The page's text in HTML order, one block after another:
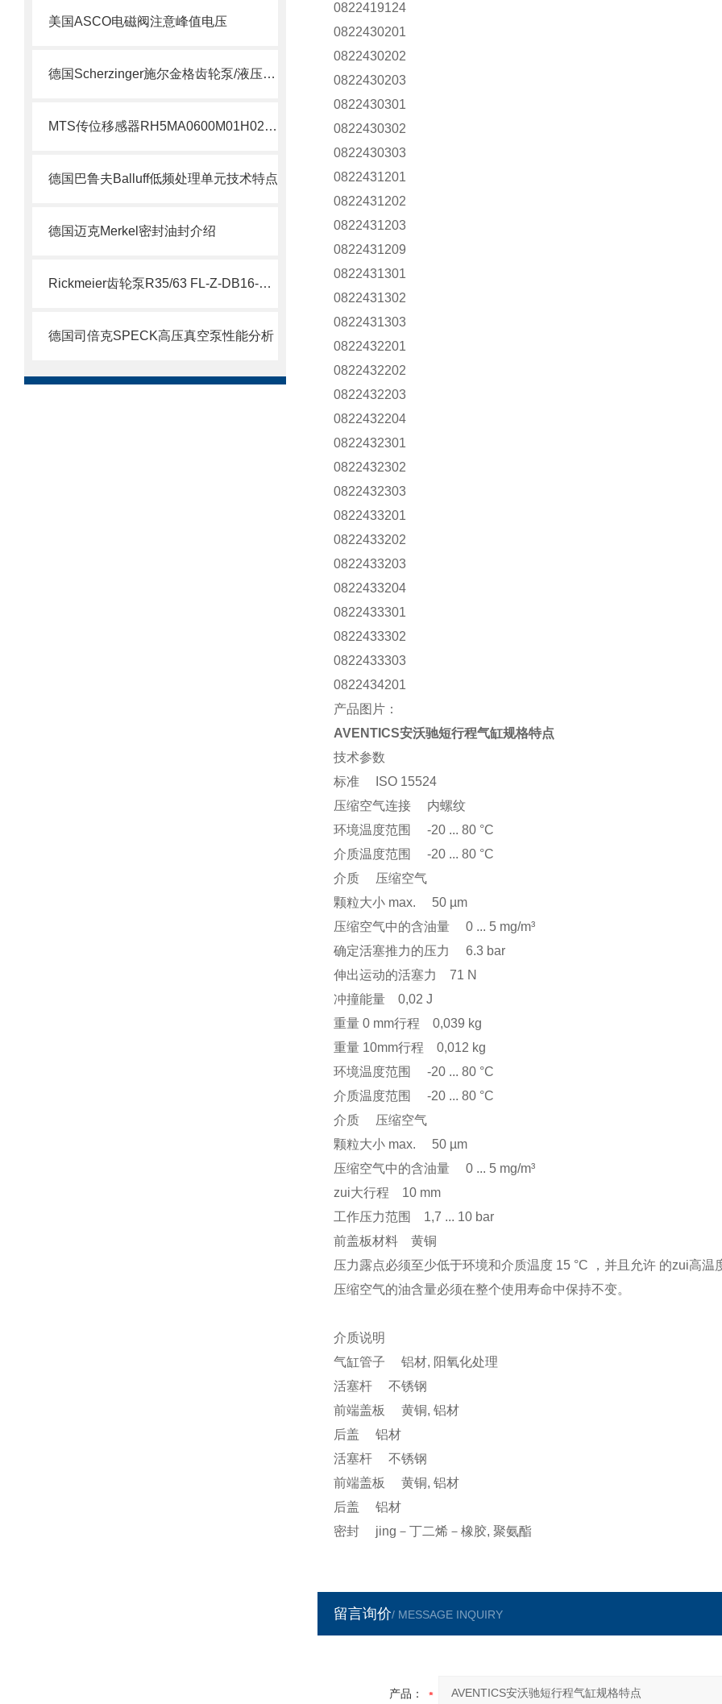
美国ASCO电磁阀注意峰值电压
德国Scherzinger施尔金格齿轮泵/液压泵供应说明
MTS传位移感器RH5MA0600M01H021S1011G8现货支持
德国巴鲁夫Balluff低频处理单元技术特点
德国迈克Merkel密封油封介绍
Rickmeier齿轮泵R35/63 FL-Z-DB16-W-SAE2-R为石油系统保驾护航
德国司倍克SPECK高压真空泵性能分析
0822419124
0822430201
0822430202
0822430203
0822430301
0822430302
0822430303
0822431201
0822431202
0822431203
0822431209
0822431301
0822431302
0822431303
0822432201
0822432202
0822432203
0822432204
0822432301
0822432302
0822432303
0822433201
0822433202
0822433203
0822433204
0822433301
0822433302
0822433303
0822434201
产品图片：
AVENTICS安沃驰短行程气缸规格特点
技术参数
标准 ISO 15524
压缩空气连接 内螺纹
环境温度范围 -20 ... 80 °C
介质温度范围 -20 ... 80 °C
介质 压缩空气
颗粒大小 max. 50 µm
压缩空气中的含油量 0 ... 5 mg/m³
确定活塞推力的压力 6.3 bar
伸出运动的活塞力 71 N
冲撞能量 0,02 J
重量 0 mm行程 0,039 kg
重量 10mm行程 0,012 kg
环境温度范围 -20 ... 80 °C
介质温度范围 -20 ... 80 °C
介质 压缩空气
颗粒大小 max. 50 µm
压缩空气中的含油量 0 ... 5 mg/m³
zui大行程 10 mm
工作压力范围 1,7 ... 10 bar
前盖板材料 黄铜
压力露点必须至少低于环境和介质温度 15 °C ，并且允许 的zui高温
压缩空气的油含量必须在整个使用寿命中保持不变。
介质说明
气缸管子 铝材, 阳氧化处理
活塞杆 不锈钢
前端盖板 黄铜, 铝材
后盖 铝材
活塞杆 不锈钢
前端盖板 黄铜, 铝材
后盖 铝材
密封 jing－丁二烯－橡胶, 聚氨酯
留言询价/ MESSAGE INQUIRY
产品：